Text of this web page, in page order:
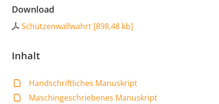
Download
Schützenwallwahrt [898,48 kb]
Inhalt
Handschriftliches Manuskript
Maschingeschriebenes Manuskript